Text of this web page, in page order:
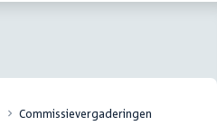
Commissievergaderingen